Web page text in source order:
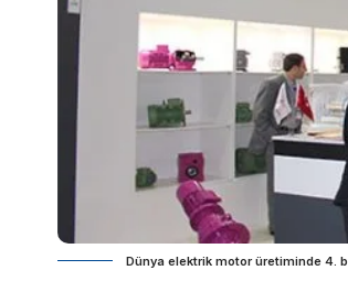
Dünya elektrik motor üretiminde 4.